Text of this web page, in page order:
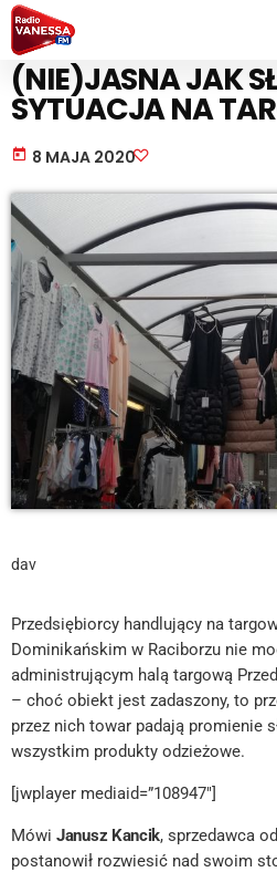
PRACA I BIZNES
(NIE)JASNA JAK
SYTUACJA NA
today 8 MAJA 2020
dav
Przedsiębiorcy handlujący na
Dominikańskim w Raciborzu nie
administrującym halą targową
– choć obiekt jest zadaszony, to
przez nich towar padają promienie
wszystkim produkty odzieżowe.
[jwplayer mediaid=”108947″]
Mówi Janusz Kancik, sprzedawca
postanowił rozwiesić nad swoim